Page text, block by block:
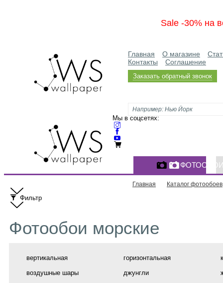
Sale -30% на
Главная О магазине
Контакты
Соглашение
Заказать обратный звонок
Мы в соцсетях:
Главная Каталог фотообоев
Фильтр
Фотообои морские
вертикальная горизонтальная
воздушные шары
джунгли